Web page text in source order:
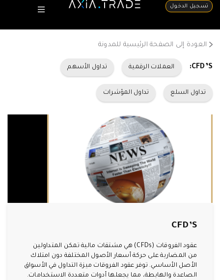
تسجيل الدخول
العودة إلى الصفحة الرئيسية للمدونة
CFD’S: العملات الرقمية تداول الأسهم
تداول السلع تداول المؤشرات
CFD’S
عقود الفروقات (CFDs) هي مشتقات مالية تمكن المتداولين
من المضاربة على حركة أسعار الأصول المختلفة دون امتلاك
الأصل الأساسي. توفر عقود الفروقات ميزة التداول في الأسواق
الصاعدة والهابطة، مما يجعلها أدوات متعددة الاستخدامات.